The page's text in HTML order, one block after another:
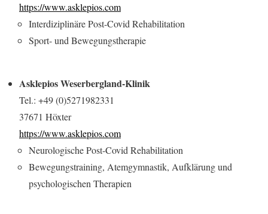
https://www.asklepios.com
Interdiziplinäre Post-Covid Rehabilitation
Sport- und Bewegungstherapie
Asklepios Weserbergland-Klinik
Tel.: +49 (0)5271982331
37671 Höxter
https://www.asklepios.com
Neurologische Post-Covid Rehabilitation
Bewegungstraining, Atemgymnastik, Aufklärung und
psychologischen Therapien